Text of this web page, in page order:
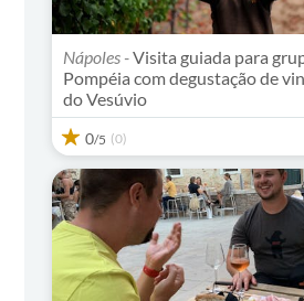
Nápoles -Visita guiada para
Pompéia com degustação de
do Vesúvio
0/5 (0)